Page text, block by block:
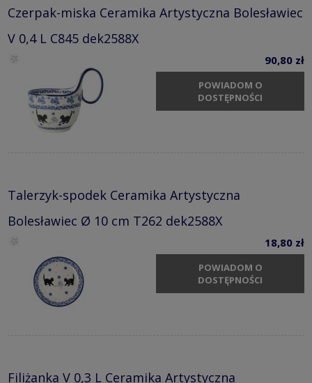
Czerpak-miska Ceramika Artystyczna Bolesławiec
V 0,4 L C845 dek2588X
90,80 zł
POWIADOM O
DOSTĘPNOŚCI
Talerzyk-spodek Ceramika Artystyczna
Bolesławiec Ø 10 cm T262 dek2588X
18,80 zł
POWIADOM O
DOSTĘPNOŚCI
Filiżanka V 0,3 L Ceramika Artystyczna